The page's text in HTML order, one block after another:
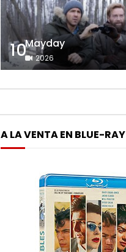
10Mayday
2026
A LA VENTA EN BLUE-RAY